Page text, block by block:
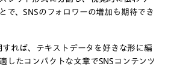
で、SNSのフォロワーの増加も期待でき
れば、テキストデータを好きな形に編
したコンパクトな文章でSNSコンテンツ